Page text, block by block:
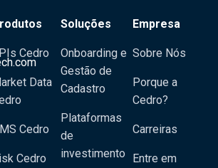
Cedro
Data
Cedro
Cedro
Soluções
Onboarding e
Gestão de
Cadastro
Plataformas
de
investimento
Empresa
Sobre Nós
Porque a
Cedro?
Carreiras
Entre em